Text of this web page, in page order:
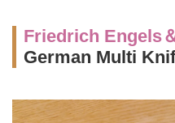
Friedrich Engels
German Multi